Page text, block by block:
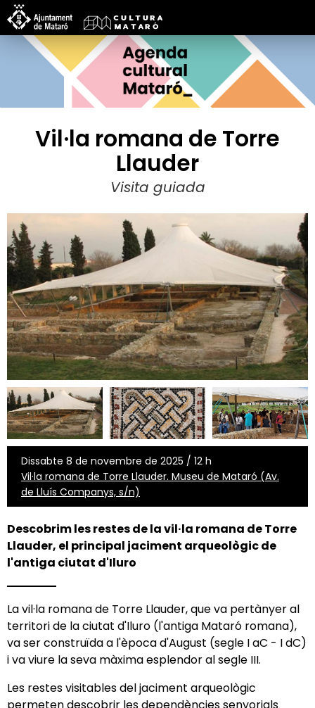
Vil·la romana de Torre
Llauder
Visita guiada
Dissabte 8 de novembre de 2025 / 12 h
Vil·la romana de Torre Llauder. Museu de Mataró (Av.
de Lluís Companys, s/n)
Descobrim les restes de la vil·la romana de Torre
Llauder, el principal jaciment arqueològic de
l'antiga ciutat d'Iluro
La vil·la romana de Torre Llauder, que va pertànyer al
territori de la ciutat d'Iluro (l'antiga Mataró romana),
va ser construïda a l'època d'August (segle I aC - I dC)
i va viure la seva màxima esplendor al segle III.
Les restes visitables del jaciment arqueològic